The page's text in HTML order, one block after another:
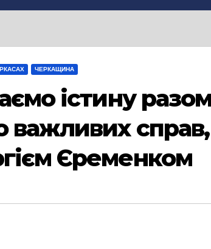
ЧЕРКАЩИНА
істину разом
справ,
Єременком